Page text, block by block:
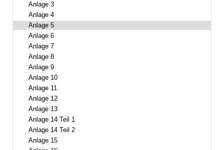
Anlage 3
Anlage 4
Anlage 5
Anlage 6
Anlage 7
Anlage 8
Anlage 9
Anlage 10
Anlage 11
Anlage 12
Anlage 13
Anlage 14 Teil 1
Anlage 14 Teil 2
Anlage 15